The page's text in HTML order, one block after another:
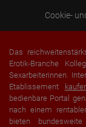
Cookie-
Das
Erotik-Branche
Sexarbeiterinnen.
Etablissement
bedienbare Portal
nach einem
bieten